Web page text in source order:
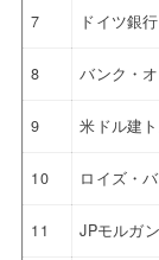
7 ドイツ銀
8 バンク・
9 米ドル建
10 ロイズ・
11 JPモルガ